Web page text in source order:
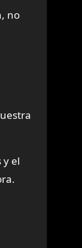
no
y el